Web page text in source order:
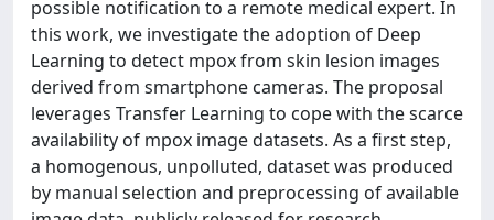
possible notification to a remote medical expert. In
this work, we investigate the adoption of Deep
Learning to detect mpox from skin lesion images
derived from smartphone cameras. The proposal
leverages Transfer Learning to cope with the scarce
availability of mpox image datasets. As a first step,
a homogenous, unpolluted, dataset was produced
by manual selection and preprocessing of available